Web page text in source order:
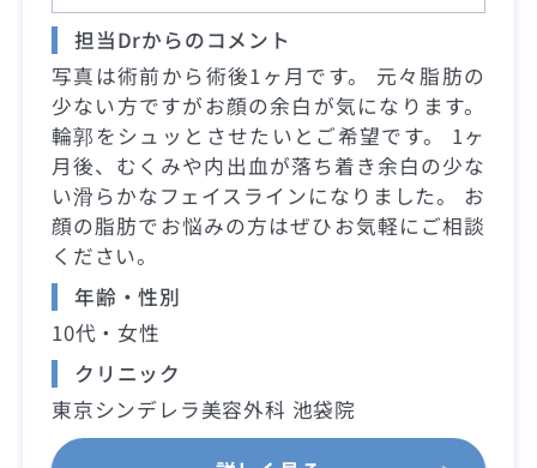
担当Drからのコメント
写真は術前から術後1ヶ月です。 元々脂肪の
少ない方ですがお顔の余白が気になります。
輪郭をシュッとさせたいとご希望です。 1ヶ
月後、むくみや内出血が落ち着き余白の少な
い滑らかなフェイスラインになりました。 お
顔の脂肪でお悩みの方はぜひお気軽にご相談
ください。
年齢・性別
10代・女性
クリニック
東京シンデレラ美容外科 池袋院